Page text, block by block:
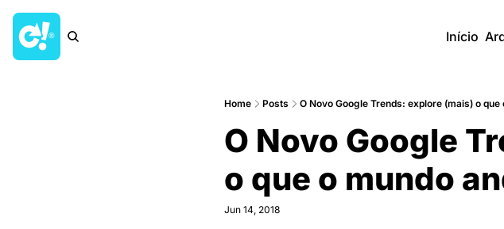
Início
Home Posts O Novo Google Trends: explore (mais) o
O Novo Google
o que o mundo
Jun 14, 2018